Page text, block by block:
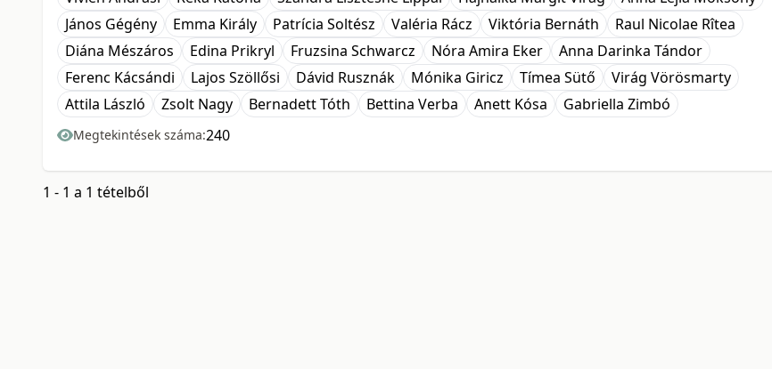
János Gégény
Emma Király Patrícia Soltész Valéria Rácz Viktória Bernáth
Raul Nicolae Rîtea
Diána Mészáros
Edina Prikryl Fruzsina Schwarcz Nóra Amira Eker
Anna Darinka Tándor
Ferenc Kácsándi
Lajos Szöllősi Dávid Rusznák Mónika Giricz Tímea Sütő
Virág Vörösmarty
Attila László
Zsolt Nagy Bernadett Tóth Bettina Verba Anett Kósa Gabriella Zimbó
Megtekintések száma:240
1 - 1 a 1 tételből